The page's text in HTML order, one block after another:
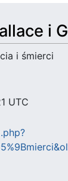
i
i śmierci
UTC